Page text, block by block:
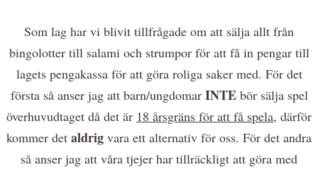
Som lag har vi blivit tillfrågade om att sälja allt från
bingolotter till salami och strumpor för att få in pengar till
lagets pengakassa för att göra roliga saker med. För det
första så anser jag att barn/ungdomar INTEbör sälja spel
överhuvudtaget då det är 18 årsgräns för att få spela, därför
kommer det aldrig vara ett alternativ för oss. För det andra
så anser jag att våra tjejer har tillräckligt att göra med